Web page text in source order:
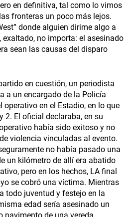
en definitiva, tal como lo vimos
fronteras un poco más lejos.
donde alguien dirime algo a
exaltado, no importa: el asesinado
sean las causas del disparo
en cuestión, un periodista
a un encargado de la Policía
en el Estadio, en lo que
2. El oficial declaraba, en su
había sido exitoso y no
violencia vinculadas al evento.
no había pasado una
un kilómetro de allí era abatido
pero en los hechos, LA final
se cobró una víctima. Mientras
todo juventud y festejo en la
edad sería asesinado un